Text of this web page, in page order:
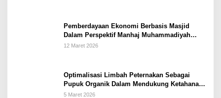
Pemberdayaan Ekonomi Berbasis Masjid
Dalam Perspektif Manhaj Muhammadiyah
Untuk Penguatan Keluarga Sakinah di
12 Maret 2026
Optimalisasi Limbah Peternakan Sebagai
Pupuk Organik Dalam Mendukung Ketahanan
Pangan Rumah Tangga Petani di Kabupaten
5 Maret 2026